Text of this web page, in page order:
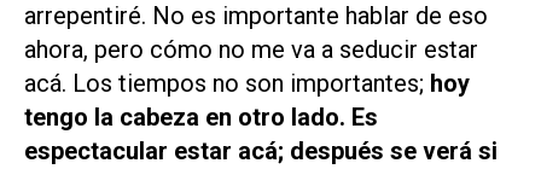
arrepentiré. No es importante hablar de eso
ahora, pero cómo no me va a seducir estar
acá. Los tiempos no son importantes; hoy
tengo la cabeza en otro lado. Es
espectacular estar acá; después se verá si